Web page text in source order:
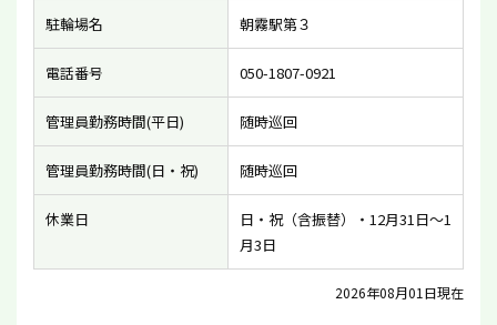
駐輪場名 朝霧駅第３
電話番号 050-1807-0921
管理員勤務時間(平日) 随時巡回
管理員勤務時間(日・祝) 随時巡回
休業日
日・祝（含振替）・12月31日〜1
月3日
2026年08月01日現在